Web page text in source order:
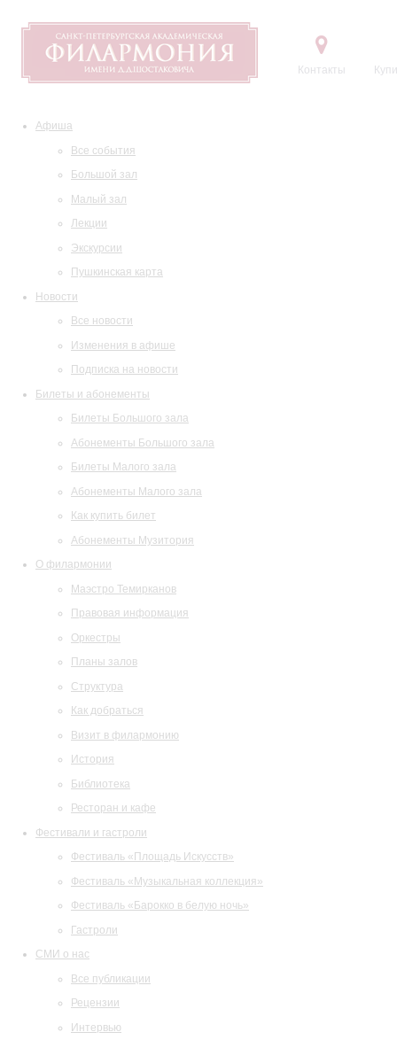
Контакты
Афиша
Все события
Большой зал
Малый зал
Лекции
Экскурсии
Пушкинская карта
Новости
Все новости
Изменения в афише
Подписка на новости
Билеты и абонементы
Билеты Большого зала
Абонементы Большого зала
Билеты Малого зала
Абонементы Малого зала
Как купить билет
Абонементы Музитория
О филармонии
Маэстро Темирканов
Правовая информация
Оркестры
Планы залов
Структура
Как добраться
Визит в филармонию
История
Библиотека
Ресторан и кафе
Фестивали и гастроли
Фестиваль «Площадь Искусств»
Фестиваль «Музыкальная коллекция»
Фестиваль «Барокко в белую ночь»
Гастроли
СМИ о нас
Все публикации
Рецензии
Интервью